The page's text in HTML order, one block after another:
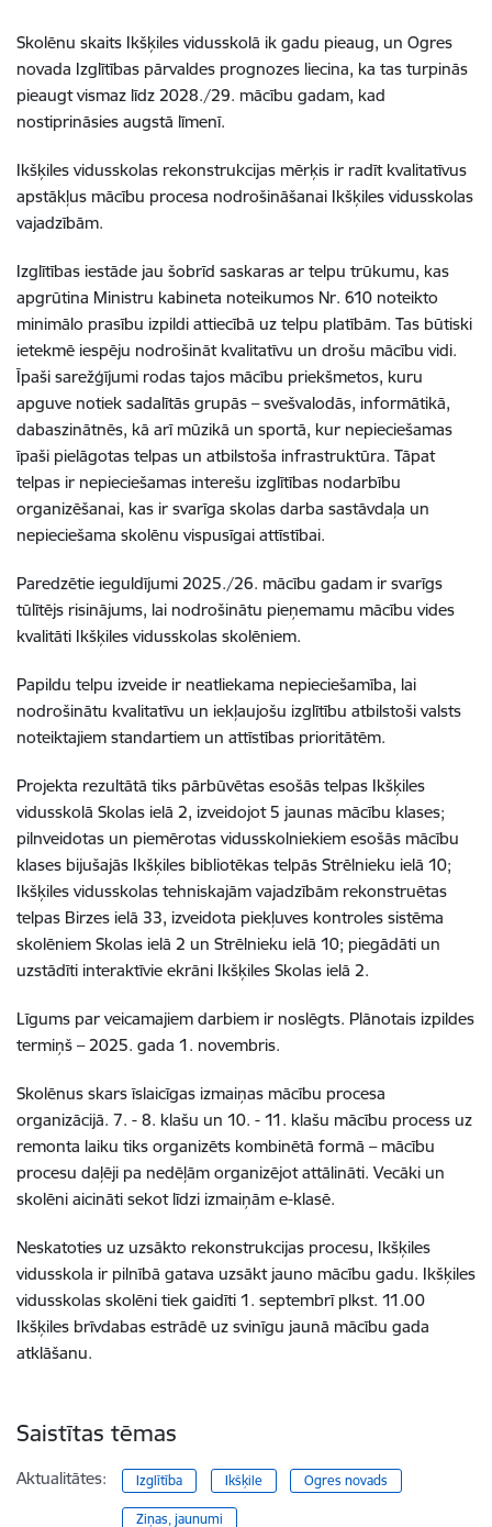
Skolēnu skaits Ikšķiles vidusskolā ik gadu pieaug, un Ogres
novada Izglītības pārvaldes prognozes liecina, ka tas turpinās
pieaugt vismaz līdz 2028./29. mācību gadam, kad
nostiprināsies augstā līmenī.
Ikšķiles vidusskolas rekonstrukcijas mērķis ir radīt kvalitatīvus
apstākļus mācību procesa nodrošināšanai Ikšķiles vidusskolas
vajadzībām.
Izglītības iestāde jau šobrīd saskaras ar telpu trūkumu, kas
apgrūtina Ministru kabineta noteikumos Nr. 610 noteikto
minimālo prasību izpildi attiecībā uz telpu platībām. Tas būtiski
ietekmē iespēju nodrošināt kvalitatīvu un drošu mācību vidi.
Īpaši sarežģījumi rodas tajos mācību priekšmetos, kuru
apguve notiek sadalītās grupās – svešvalodās, informātikā,
dabaszinātnēs, kā arī mūzikā un sportā, kur nepieciešamas
īpaši pielāgotas telpas un atbilstoša infrastruktūra. Tāpat
telpas ir nepieciešamas interešu izglītības nodarbību
organizēšanai, kas ir svarīga skolas darba sastāvdaļa un
nepieciešama skolēnu vispusīgai attīstībai.
Paredzētie ieguldījumi 2025./26. mācību gadam ir svarīgs
tūlītējs risinājums, lai nodrošinātu pieņemamu mācību vides
kvalitāti Ikšķiles vidusskolas skolēniem.
Papildu telpu izveide ir neatliekama nepieciešamība, lai
nodrošinātu kvalitatīvu un iekļaujošu izglītību atbilstoši valsts
noteiktajiem standartiem un attīstības prioritātēm.
Projekta rezultātā tiks pārbūvētas esošās telpas Ikšķiles
vidusskolā Skolas ielā 2, izveidojot 5 jaunas mācību klases;
pilnveidotas un piemērotas vidusskolniekiem esošās mācību
klases bijušajās Ikšķiles bibliotēkas telpās Strēlnieku ielā 10;
Ikšķiles vidusskolas tehniskajām vajadzībām rekonstruētas
telpas Birzes ielā 33, izveidota piekļuves kontroles sistēma
skolēniem Skolas ielā 2 un Strēlnieku ielā 10; piegādāti un
uzstādīti interaktīvie ekrāni Ikšķiles Skolas ielā 2.
Līgums par veicamajiem darbiem ir noslēgts. Plānotais izpildes
termiņš – 2025. gada 1. novembris.
Skolēnus skars īslaicīgas izmaiņas mācību procesa
organizācijā. 7. - 8. klašu un 10. - 11. klašu mācību process uz
remonta laiku tiks organizēts kombinētā formā – mācību
procesu daļēji pa nedēļām organizējot attālināti. Vecāki un
skolēni aicināti sekot līdzi izmaiņām e-klasē.
Neskatoties uz uzsākto rekonstrukcijas procesu, Ikšķiles
vidusskola ir pilnībā gatava uzsākt jauno mācību gadu. Ikšķiles
vidusskolas skolēni tiek gaidīti 1. septembrī plkst. 11.00
Ikšķiles brīvdabas estrādē uz svinīgu jaunā mācību gada
atklāšanu.
Saistītas tēmas
Aktualitātes: Izglītība Ikšķile Ogres novads
Ziņas, jaunumi